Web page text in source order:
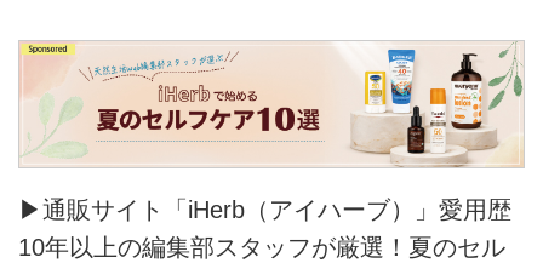
▶通販サイト「iHerb（アイハーブ）」愛用歴
10年以上の編集部スタッフが厳選！夏のセル